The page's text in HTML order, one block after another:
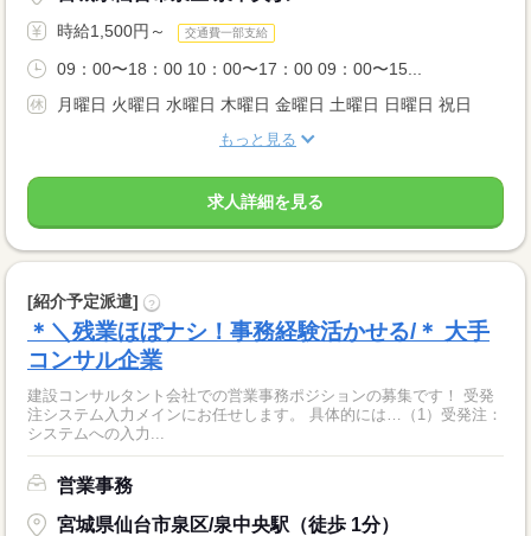
時給1,500円～ 交通費一部支給
09：00〜18：00 10：00〜17：00 09：00〜15...
月曜日 火曜日 水曜日 木曜日 金曜日 土曜日 日曜日 祝日
もっと見る
求人詳細を見る
[紹介予定派遣] ?
＊＼残業ほぼナシ！事務経験活かせる/＊ 大手
コンサル企業
建設コンサルタント会社での営業事務ポジションの募集です！ 受発
注システム入力メインにお任せします。 具体的には…（1）受発注：
システムへの入力...
営業事務
宮城県仙台市泉区/泉中央駅（徒歩 1分）